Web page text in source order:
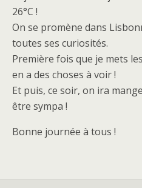
26°C !
On se promène dans
toutes ses curiosités.
Première fois que je mets
en a des choses à voir !
Et puis, ce soir, on ira
être sympa !
Bonne journée à tous !